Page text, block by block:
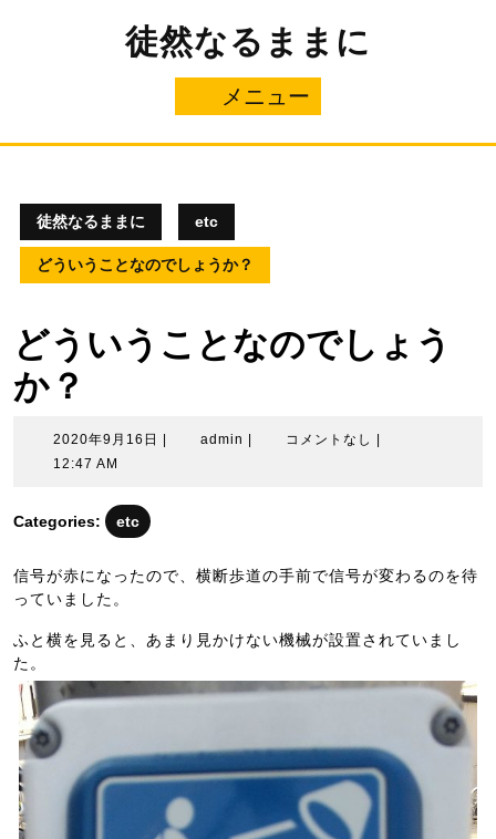
ス
徒然なるままに
メニュー
ニ
徒然なるままに etc
どういうことなのでしょうか？
どういうことなのでしょう
か？
2020年9月16日
2020 admin adminコメントなし
12:47 AM
Categories: etc
信号が赤になったので、横断歩道の手前で信号が変わるのを待
っていました。
ふと横を見ると、あまり見かけない機械が設置されていまし
た。